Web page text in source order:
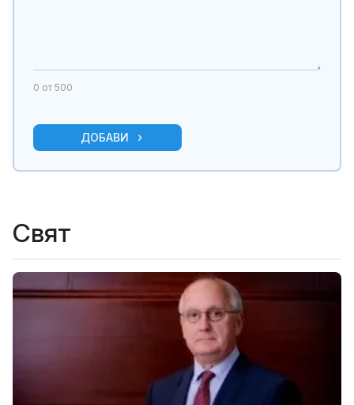
0 от 500
ДОБАВИ
Свят